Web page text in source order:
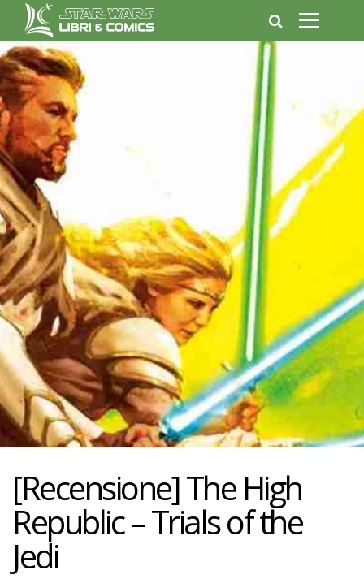
[Recensione] The High
Republic – Trials of the
Jedi